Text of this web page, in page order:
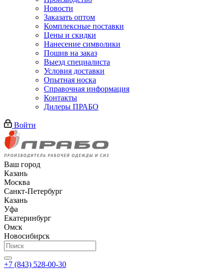
Новости
Заказать оптом
Комплексные поставки
Цены и скидки
Нанесение символики
Пошив на заказ
Выезд специалиста
Условия доставки
Опытная носка
Справочная информация
Контакты
Дилеры ПРАБО
Войти
Ваш город
Казань
Москва
Санкт-Петербург
Казань
Уфа
Екатеринбург
Омск
Новосибирск
+7 (843) 528-00-30